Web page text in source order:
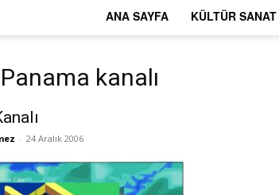
ANA SAYFA KÜLTÜR SANAT
kanalı
- 24 Aralık 2006